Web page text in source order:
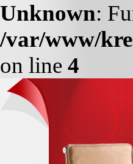
Unknown:
/var/www/
on line 4